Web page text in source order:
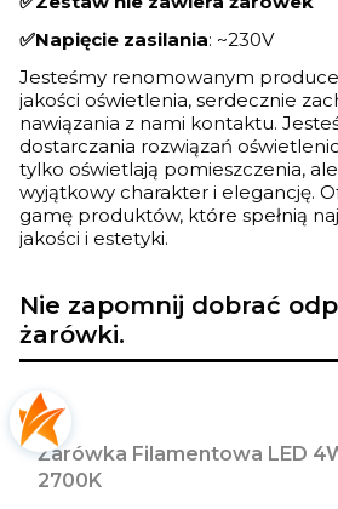
✅Napięcie zasilania: ~230V
Jesteśmy renomowanym
jakości oświetlenia, serdecznie
nawiązania z nami kontaktu.
dostarczania rozwiązań
tylko oświetlają pomieszczenia,
wyjątkowy charakter i elegancję.
gamę produktów, które spełnią
jakości i estetyki.
Nie zapomnij dobrać
żarówki.
Żarówka Filamentowa LED
2700K